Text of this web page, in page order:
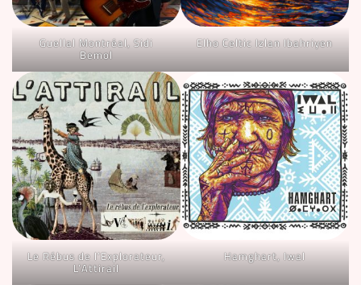
Guellal Montréal, Sidi
Bemol
Elho Celtic Izlan Ibahriyen
Le Rébus de l’Explorateur,
L’Attirail
Hamghart, Iwal